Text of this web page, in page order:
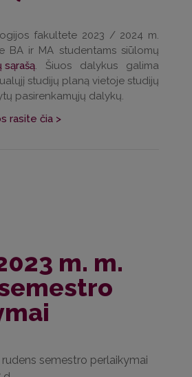
fakultete 2023 / 2024 m.
BA ir MA studentams siūlomų
sąrašą. Šiuos dalykus galima
studijų planą vietoje studijų
pasirenkamųjų dalykų.
rasite čia >
m. m.
semestro perlaikymai